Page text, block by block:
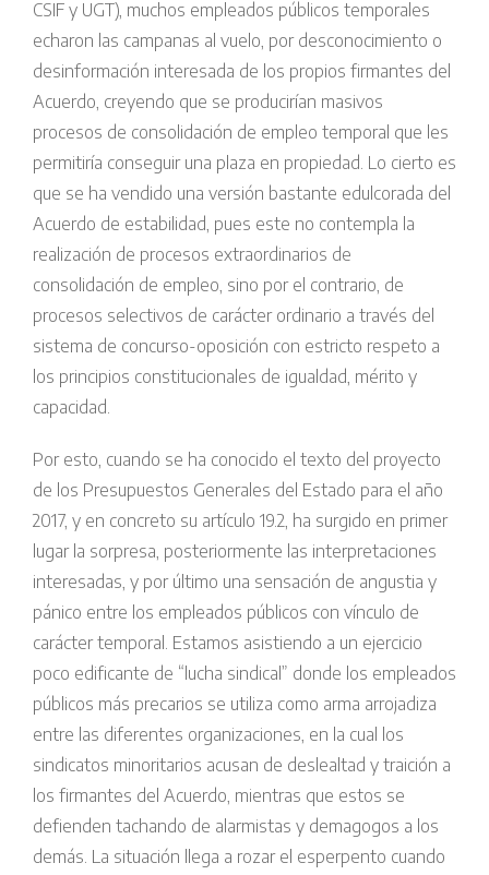
CSIF y UGT), muchos empleados públicos temporales
echaron las campanas al vuelo, por desconocimiento o
desinformación interesada de los propios firmantes del
Acuerdo, creyendo que se producirían masivos
procesos de consolidación de empleo temporal que les
permitiría conseguir una plaza en propiedad. Lo cierto es
que se ha vendido una versión bastante edulcorada del
Acuerdo de estabilidad, pues este no contempla la
realización de procesos extraordinarios de
consolidación de empleo, sino por el contrario, de
procesos selectivos de carácter ordinario a través del
sistema de concurso-oposición con estricto respeto a
los principios constitucionales de igualdad, mérito y
capacidad.
Por esto, cuando se ha conocido el texto del proyecto
de los Presupuestos Generales del Estado para el año
2017, y en concreto su artículo 19.2, ha surgido en primer
lugar la sorpresa, posteriormente las interpretaciones
interesadas, y por último una sensación de angustia y
pánico entre los empleados públicos con vínculo de
carácter temporal. Estamos asistiendo a un ejercicio
poco edificante de “lucha sindical” donde los empleados
públicos más precarios se utiliza como arma arrojadiza
entre las diferentes organizaciones, en la cual los
sindicatos minoritarios acusan de deslealtad y traición a
los firmantes del Acuerdo, mientras que estos se
defienden tachando de alarmistas y demagogos a los
demás. La situación llega a rozar el esperpento cuando